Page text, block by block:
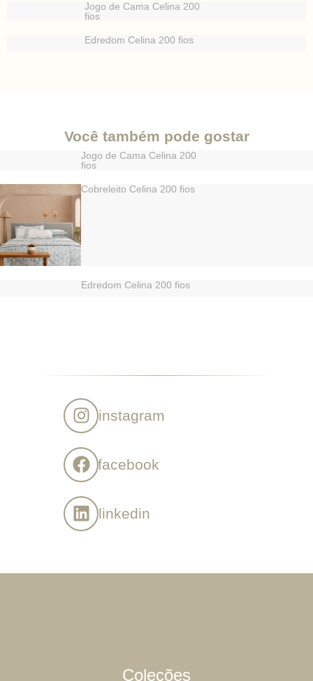
Jogo de Cama Celina 200
fios
Edredom Celina 200 fios
Você também pode gostar
Jogo de Cama Celina 200
fios
Cobreleito Celina 200 fios
Edredom Celina 200 fios
instagram
facebook
linkedin
Coleções